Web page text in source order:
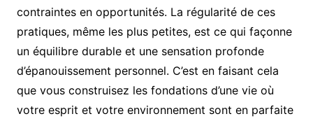
contraintes en opportunités. La régularité de ces
pratiques, même les plus petites, est ce qui façonne
un équilibre durable et une sensation profonde
d’épanouissement personnel. C’est en faisant cela
que vous construisez les fondations d’une vie où
votre esprit et votre environnement sont en parfaite